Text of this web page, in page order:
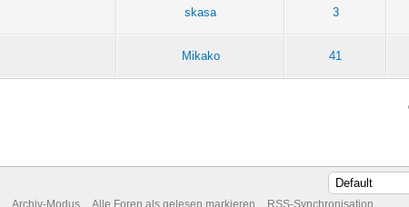
skasa 3
Mikako 41
Archiv-Modus Alle Foren als gelesen markieren RSS-Synchronisation